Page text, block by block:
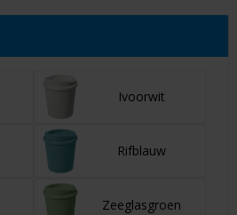
Ivoorwit
Rifblauw
Zeeglasgroen